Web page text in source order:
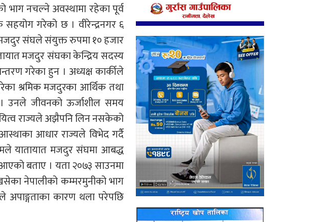
नचल्ने अवस्थामा रहेका पूर्व
गरेको छ । वीरेन्द्रनगर ६
मजदुर संघले संयुक्त रुपमा १० हजार
मजदुर संघका केन्द्रिय सदस्य
गरेका हुन । अध्यक्ष कार्कीले
श्रमिक मजदुरका आर्थिक तथा
। उनले जीवनको ऊर्जाशील समय
राज्यले अझैपनि लिन नसकेको
आधार राज्यले विभेद गर्दै
यातायात मजदुर संघमा आबद्ध
बताए । यता २०७३ साउनमा
नेपालीको कम्मरमुनीको भाग
कारण थला परेपछि